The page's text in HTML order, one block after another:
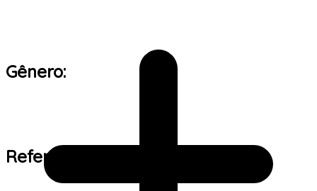
Gênero:
Referência de tamanho: